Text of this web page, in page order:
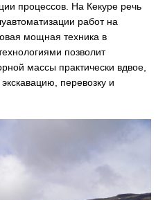
процессов. На Кекуре речь
работ на
мощная техника в
позволит
массы практически вдвое,
перевозку и